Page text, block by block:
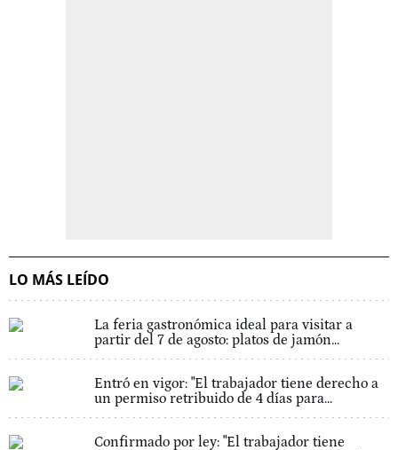
LO MÁS LEÍDO
La feria gastronómica ideal para visitar a
partir del 7 de agosto: platos de jamón...
Entró en vigor: "El trabajador tiene derecho a
un permiso retribuido de 4 días para...
Confirmado por ley: "El trabajador tiene